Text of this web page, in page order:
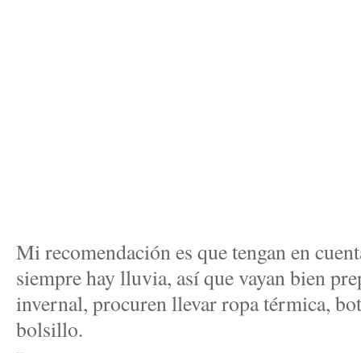
Mi recomendación es que tengan en
siempre hay lluvia, así que vayan bien
invernal, procuren llevar ropa térmica,
bolsillo.